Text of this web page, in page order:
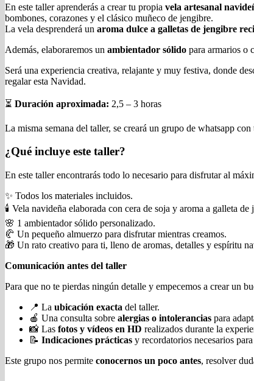
En este taller aprenderás a crear tu propia vela artesanal
bombones, corazones y el clásico muñeco de jengibre.
La vela desprenderá un aroma dulce a galletas de jengibre
Además, elaboraremos un ambientador sólido para armarios o
Será una experiencia creativa, relajante y muy festiva, donde
regalar esta Navidad.
⏳ Duración aproximada: 2,5 – 3 horas
La misma semana del taller, se creará un grupo de whatsapp
¿Qué incluye este taller?
En este taller encontrarás todo lo necesario para disfrutar al
✨ Todos los materiales incluidos.
🕯️ Vela navideña elaborada con cera de soja y aroma a galleta de
🌸 1 ambientador sólido personalizado.
🥐 Un pequeño almuerzo para disfrutar mientras creamos.
🎁 Un rato creativo para ti, lleno de aromas, detalles y espíritu
Comunicación antes del taller
Para que no te pierdas ningún detalle y empecemos a crear un
📍 La ubicación exacta del taller.
🍎 Una consulta sobre alergias o intolerancias para
📸 Las fotos y vídeos en HD realizados durante la
📝 Indicaciones prácticas y recordatorios necesarios
Este grupo nos permite conocernos un poco antes, resolver